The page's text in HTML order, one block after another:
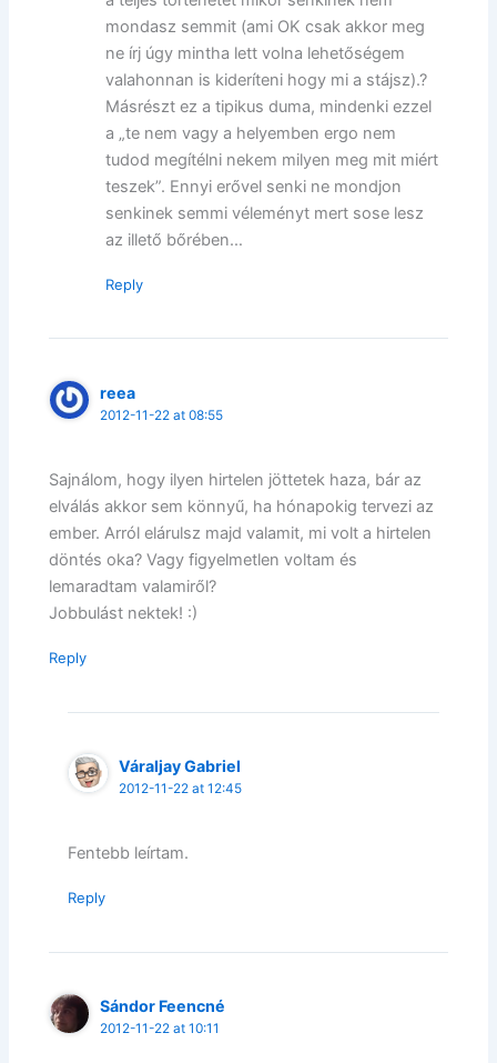
mondasz semmit (ami OK csak akkor meg
ne írj úgy mintha lett volna lehetőségem
valahonnan is kideríteni hogy mi a stájsz).?
Másrészt ez a tipikus duma, mindenki ezzel
a „te nem vagy a helyemben ergo nem
tudod megítélni nekem milyen meg mit miért
teszek”. Ennyi erővel senki ne mondjon
senkinek semmi véleményt mert sose lesz
az illető bőrében…
Reply
reea
2012-11-22 at 08:55
Sajnálom, hogy ilyen hirtelen jöttetek haza, bár az
elválás akkor sem könnyű, ha hónapokig tervezi az
ember. Arról elárulsz majd valamit, mi volt a hirtelen
döntés oka? Vagy figyelmetlen voltam és
lemaradtam valamiről?
Jobbulást nektek! :)
Reply
Váraljay Gabriel
2012-11-22 at 12:45
Fentebb leírtam.
Reply
Sándor Feencné
2012-11-22 at 10:11